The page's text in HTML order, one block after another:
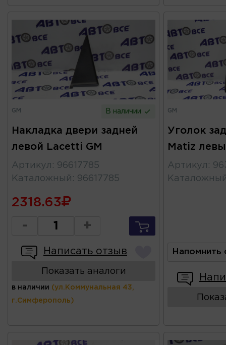
GM В наличии
Накладка двери задней
левой Lacetti GM
Артикул : 96617785
Каталожный : 96617785
2318.63
- +
Написать отзыв
Показать аналоги
в наличии (ул.Коммунальная 43,
г.Симферополь)
GM
Уголок
Matiz
Артикул :
Напомнить